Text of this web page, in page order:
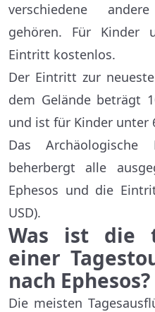
verschiedene
gehören. Für Kinder
Eintritt kostenlos.
Der Eintritt zur
dem Gelände beträgt
und ist für Kinder unter
Das Archäologische
beherbergt alle
Ephesos und die
USD).
Was ist die
einer
nach Ephesos?
Die meisten